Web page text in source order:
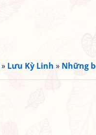
» Lưu Kỳ Linh » Những